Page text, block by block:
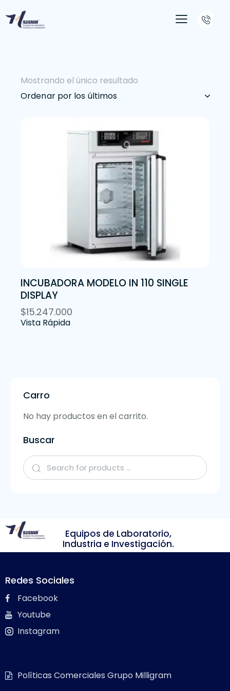
Mostrando el único resultado
INCUBADORA MODELO IN 110 SINGLE
DISPLAY
$15.247.000
Vista Rápida
Carro
No hay productos en el carrito.
Buscar
Equipos de Laboratorio,
Industria e Investigación.
Redes Sociales
Facebook
Youtube
Instagram
Políticas Comerciales Grupo Milligram